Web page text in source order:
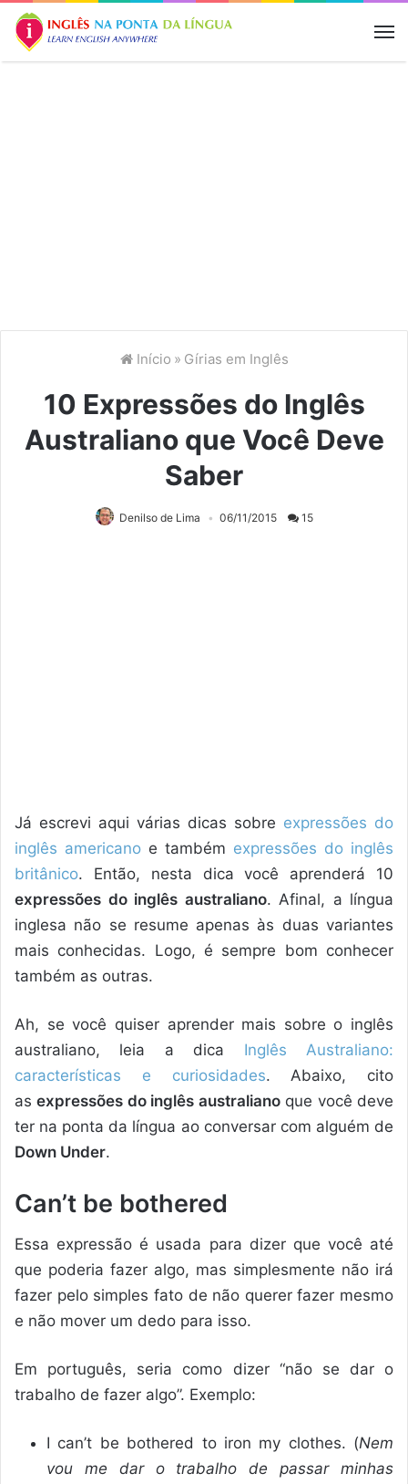
Início » Gírias em Inglês
10 Expressões do Inglês
Australiano que Você Deve
Saber
Denilso de Lima 06/11/2015 15
Já escrevi aqui várias dicas sobre expressões do
inglês americano e também expressões do inglês
britânico. Então, nesta dica você aprenderá 10
expressões do inglês australiano. Afinal, a língua
inglesa não se resume apenas às duas variantes
mais conhecidas. Logo, é sempre bom conhecer
também as outras.
Ah, se você quiser aprender mais sobre o inglês
australiano, leia a dica Inglês Australiano:
características e curiosidades. Abaixo, cito
asexpressões do inglês australianoque você deve
ter na ponta da língua ao conversar com alguém de
Down Under.
Can’t be bothered
Essa expressão é usada para dizer que você até
que poderia fazer algo, mas simplesmente não irá
fazer pelo simples fato de não querer fazer mesmo
e não mover um dedo para isso.
Em português, seria como dizer “não se dar o
trabalho de fazer algo”. Exemplo:
I can’t be bothered to iron my clothes. (Nem
vou me dar o trabalho de passar minhas